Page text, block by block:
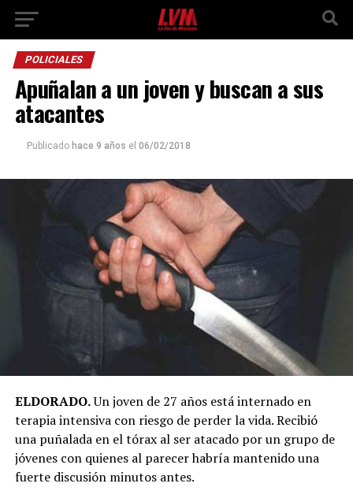
POLICIALES
Apuñalan a un joven y buscan a sus
atacantes
Publicado hace 9 años el 06/02/2018
ELDORADO.Un joven de 27 años está internado en
terapia intensiva con riesgo de perder la vida. Recibió
una puñalada en el tórax al ser atacado por un grupo de
jóvenes con quienes al parecer habría mantenido una
fuerte discusión minutos antes.